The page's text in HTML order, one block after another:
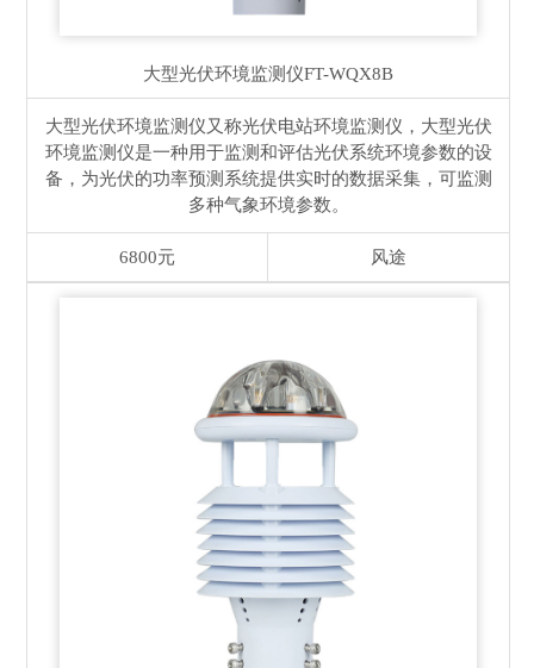
大型光伏环境监测仪FT-WQX8B
大型光伏环境监测仪又称光伏电站环境监测仪，大型光伏
环境监测仪是一种用于监测和评估光伏系统环境参数的设
备，为光伏的功率预测系统提供实时的数据采集，可监测
多种气象环境参数。
6800元 风途